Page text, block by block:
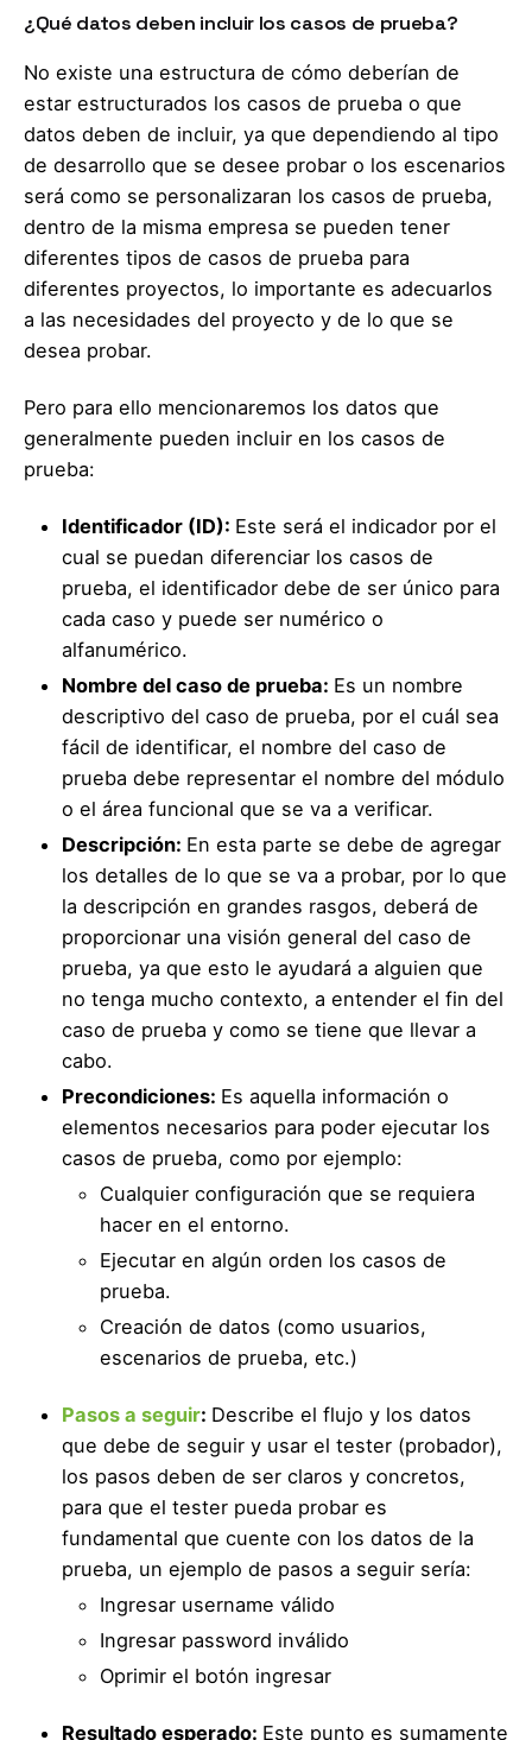
¿Qué datos deben incluir los casos de prueba?
No existe una estructura de cómo deberían de
estar estructurados los casos de prueba o que
datos deben de incluir, ya que dependiendo al tipo
de desarrollo que se desee probar o los escenarios
será como se personalizaran los casos de prueba,
dentro de la misma empresa se pueden tener
diferentes tipos de casos de prueba para
diferentes proyectos, lo importante es adecuarlos
a las necesidades del proyecto y de lo que se
desea probar.
Pero para ello mencionaremos los datos que
generalmente pueden incluir en los casos de
prueba:
Identificador (ID): Este será el indicador por el
cual se puedan diferenciar los casos de
prueba, el identificador debe de ser único para
cada caso y puede ser numérico o
alfanumérico.
Nombre del caso de prueba: Es un nombre
descriptivo del caso de prueba, por el cuál sea
fácil de identificar, el nombre del caso de
prueba debe representar el nombre del módulo
o el área funcional que se va a verificar.
Descripción: En esta parte se debe de agregar
los detalles de lo que se va a probar, por lo que
la descripción en grandes rasgos, deberá de
proporcionar una visión general del caso de
prueba, ya que esto le ayudará a alguien que
no tenga mucho contexto, a entender el fin del
caso de prueba y como se tiene que llevar a
cabo.
Precondiciones: Es aquella información o
elementos necesarios para poder ejecutar los
casos de prueba, como por ejemplo:
Cualquier configuración que se requiera
hacer en el entorno.
Ejecutar en algún orden los casos de
prueba.
Creación de datos (como usuarios,
escenarios de prueba, etc.)
Pasos a seguir: Describe el flujo y los datos
que debe de seguir y usar el tester (probador),
los pasos deben de ser claros y concretos,
para que el tester pueda probar es
fundamental que cuente con los datos de la
prueba, un ejemplo de pasos a seguir sería:
Ingresar username válido
Ingresar password inválido
Oprimir el botón ingresar
Resultado esperado: Este punto es sumamente